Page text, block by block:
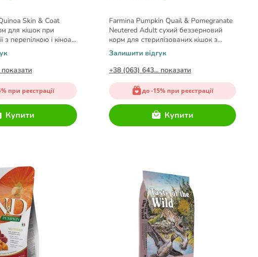
Skin & Coat
для кішок при
з перепілкою і кіноа
при реєстрації
Купити
Farmina Pumpkin Quail & Pomegranate
Neutered Adult сухий беззерновий
корм для стерилізованих кішок з
перепілкою та гарбузом 0,3 кг
Залишити відгук
+38 (063) 643... показати
до -15% при реєстрації
Купити